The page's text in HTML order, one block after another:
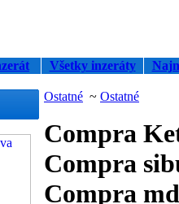
Všetky inzeráty
Ostatné ~ Ostatné
Compra
Compra
Compra